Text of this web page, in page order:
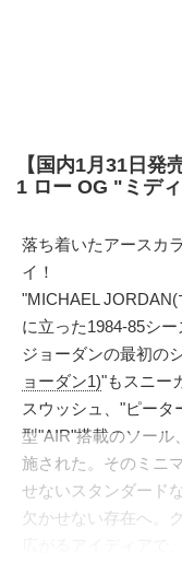
【国内1月31日発
1 ロー OG "ミデ
落ち着いたアースカ
イ！
"MICHAEL
に立った1984-85シ
ジョーダンの最初の
ョーダン1)"もスニー
スウッシュ、"ピー
型"AIR"搭載のソール
施された。そのミニ
せないスタンダード
欠かせない存在へ。